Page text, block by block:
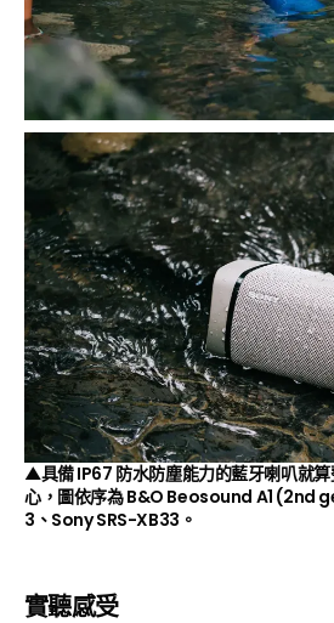
▲具備 IP67 防水防塵能力的藍牙喇叭就
心，圖依序為 B&O Beosound A1 (2nd
3、Sony SRS-XB33。
實聽感受